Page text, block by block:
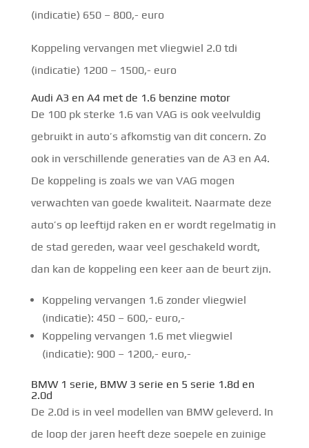
(indicatie) 650 – 800,- euro
Koppeling vervangen met vliegwiel 2.0 tdi
(indicatie) 1200 – 1500,- euro
Audi A3 en A4 met de 1.6 benzine motor
De 100 pk sterke 1.6 van VAG is ook veelvuldig
gebruikt in auto’s afkomstig van dit concern. Zo
ook in verschillende generaties van de A3 en A4.
De koppeling is zoals we van VAG mogen
verwachten van goede kwaliteit. Naarmate deze
auto’s op leeftijd raken en er wordt regelmatig in
de stad gereden, waar veel geschakeld wordt,
dan kan de koppeling een keer aan de beurt zijn.
Koppeling vervangen 1.6 zonder vliegwiel
(indicatie): 450 – 600,- euro,-
Koppeling vervangen 1.6 met vliegwiel
(indicatie): 900 – 1200,- euro,-
BMW 1 serie, BMW 3 serie en 5 serie 1.8d en
2.0d
De 2.0d is in veel modellen van BMW geleverd. In
de loop der jaren heeft deze soepele en zuinige